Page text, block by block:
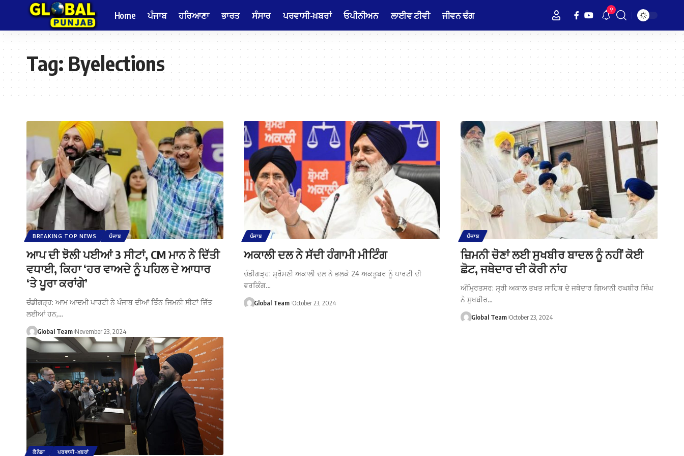
Home ਪੰਜਾਬ ਹਰਿਆਣਾ ਭਾਰਤ ਸੰਸਾਰ ਪਰਵਾਸੀ-ਖ਼ਬਰਾਂ ਓਪੀਨੀਅਨ ਲਾਈਵ ਟੀਵੀ ਜੀਵਨ ਢੰਗ 9
Tag:Byelections
BREAKING TOP NEWS ਪੰਜਾਬ
ਆਪ ਦੀ ਝੋਲੀ ਪਈਆਂ 3 ਸੀਟਾਂ, CM ਮਾਨ ਨੇ ਦਿੱਤੀ
ਵਧਾਈ, ਕਿਹਾ ‘ਹਰ ਵਾਅਦੇ ਨੂੰ ਪਹਿਲ ਦੇ ਆਧਾਰ
‘ਤੇ ਪੂਰਾ ਕਰਾਂਗੇ’
ਚੰਡੀਗੜ੍ਹ: ਆਮ ਆਦਮੀ ਪਾਰਟੀ ਨੇ ਪੰਜਾਬ ਦੀਆਂ ਤਿੰਨ ਜਿਮਨੀ ਸੀਟਾਂ ਜਿੱਤ
ਲਈਆਂ ਹਨ,…
Global Team November 23, 2024
ਪੰਜਾਬ
ਅਕਾਲੀ ਦਲ ਨੇ ਸੱਦੀ ਹੰਗਾਮੀ ਮੀਟਿੰਗ
ਚੰਡੀਗੜ੍ਹ: ਸ਼੍ਰੋਮਣੀ ਅਕਾਲੀ ਦਲ ਨੇ ਭਲਕੇ 24 ਅਕਤੂਬਰ ਨੂੰ ਪਾਰਟੀ ਦੀ
ਵਰਕਿੰਗ…
Global Team October 23, 2024
ਪੰਜਾਬ
ਜ਼ਿਮਨੀ ਚੋਣਾਂ ਲਈ ਸੁਖਬੀਰ ਬਾਦਲ ਨੂੰ ਨਹੀਂ ਕੋਈ
ਛੋਟ, ਜਥੇਦਾਰ ਦੀ ਕੋਰੀ ਨਾਂਹ
ਅੰਮ੍ਰਿਤਸਰ: ਸ੍ਰੀ ਅਕਾਲ ਤਖਤ ਸਾਹਿਬ ਦੇ ਜਥੇਦਾਰ ਗਿਆਨੀ ਰਘਬੀਰ ਸਿੰਘ
ਨੇ ਸੁਖਬੀਰ…
Global Team October 23, 2024
ਕੈਨੇਡਾ ਪਰਵਾਸੀ-ਖ਼ਬਰਾਂ